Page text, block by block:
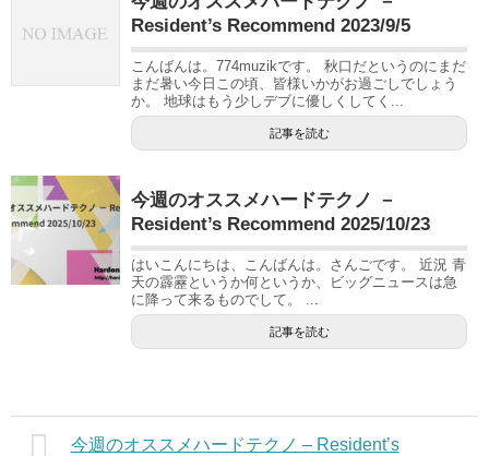
Resident’s Recommend 2023/9/5
こんばんは。774muzikです。 秋口だというのにまだ
まだ暑い今日この頃、皆様いかがお過ごしでしょう
か。 地球はもう少しデブに優しくしてく...
記事を読む
今週のオススメハードテクノ －
Resident’s Recommend 2025/10/23
はいこんにちは、こんばんは。さんごです。 近況 青
天の霹靂というか何というか、ビッグニュースは急
に降って来るものでして。 ...
記事を読む
今週のオススメハードテクノ – Resident’s